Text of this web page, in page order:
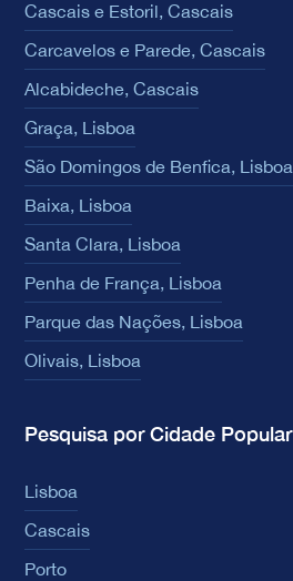
Cascais e Estoril, Cascais
Carcavelos e Parede, Cascais
Alcabideche, Cascais
Graça, Lisboa
São Domingos de Benfica, Lisboa
Baixa, Lisboa
Santa Clara, Lisboa
Penha de França, Lisboa
Parque das Nações, Lisboa
Olivais, Lisboa
Pesquisa por Cidade Popular
Lisboa
Cascais
Porto